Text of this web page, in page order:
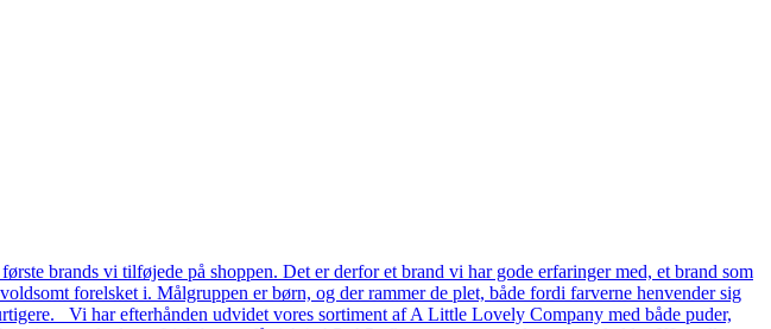
brands vi tilføjede på shoppen. Det er derfor et brand vi har gode erfaringer med, et brand som
forelsket i. Målgruppen er børn, og der rammer de plet, både fordi farverne henvender sig
Vi har efterhånden udvidet vores sortiment af A Little Lovely Company med både puder,